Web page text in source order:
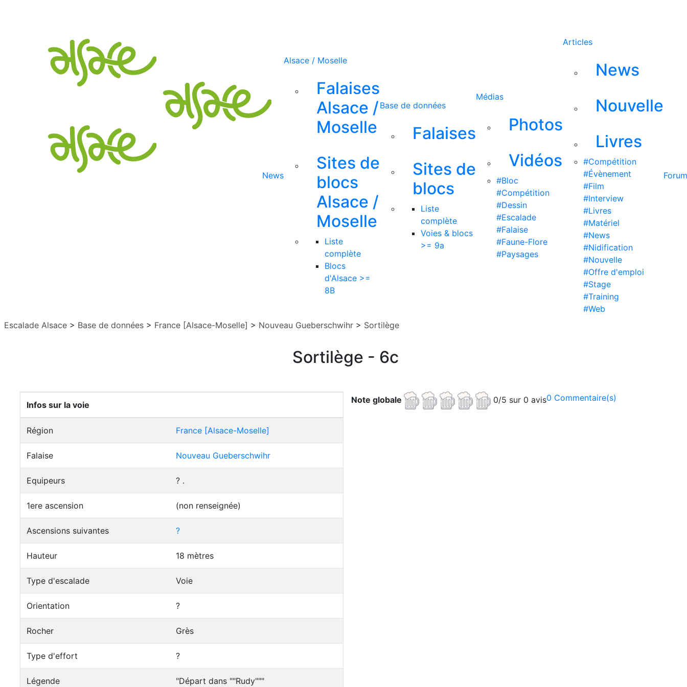
News
Alsace / Moselle
Falaises
Alsace /
Moselle
Sites de
blocs
Alsace /
Moselle
Liste
complète
Blocs
d'Alsace >=
8B
Base de données
Falaises
Sites de
blocs
Liste
complète
Voies & blocs
>= 9a
Médias
Photos
Vidéos
#Bloc
#Compétition
#Dessin
#Escalade
#Falaise
#Faune-Flore
#Paysages
Articles
News
Nouvelle
Livres
#Compétition
#Évènement
#Film
#Interview
#Livres
#Matériel
#News
#Nidification
#Nouvelle
#Offre d'emploi
#Stage
#Training
#Web
Forum
Escalade Alsace > Base de données > France [Alsace-Moselle] > Nouveau Gueberschwihr > Sortilège
Sortilège - 6c
Infos sur la voie
Région France [Alsace-Moselle]
Falaise Nouveau Gueberschwihr
Equipeurs ? .
1ere ascension (non renseignée)
Ascensions suivantes ?
Hauteur 18 mètres
Type d'escalade Voie
Orientation ?
Rocher Grès
Type d'effort ?
Légende "Départ dans ""Rudy"""
0 Commentaire(s)
Note globale 0/5 sur 0 avis